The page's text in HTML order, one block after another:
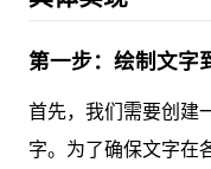
第一步：绘制文字
首先，我们需要创建
字。为了确保文字在